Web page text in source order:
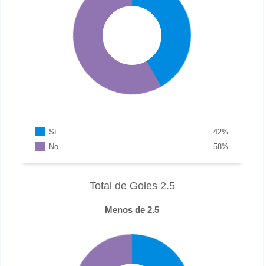
Sí %
42
No
%
58
Total de Goles 2.5
Menos de 2.5